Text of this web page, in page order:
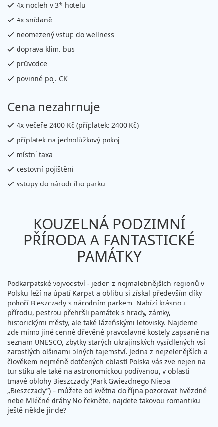
4x nocleh v 3* hotelu
4x snídaně
neomezený vstup do wellness
doprava klim. bus
průvodce
povinné poj. CK
Cena nezahrnuje
4x večeře 2400 Kč (příplatek: 2400 Kč)
příplatek na jednolůžkový pokoj
místní taxa
cestovní pojištění
vstupy do národního parku
KOUZELNÁ PODZIMNÍ
PŘÍRODA A FANTASTICKÉ
PAMÁTKY
Podkarpatské vojvodství - jeden z nejmalebnějších regionů v
Polsku leží na úpatí Karpat a oblibu si získal především díky
pohoří Bieszczady s národním parkem. Nabízí krásnou
přírodu, pestrou přehršli památek s hrady, zámky,
historickými městy, ale také lázeňskými letovisky. Najdeme
zde mimo jiné cenné dřevěné pravoslavné kostely zapsané na
seznam UNESCO, zbytky starých ukrajinských vysídlených vsí
zarostlých olšinami plných tajemství. Jedna z nejzelenějších a
člověkem nejméně dotčených oblastí Polska vás zve nejen na
turistiku ale také na astronomickou podívanou, v oblasti
tmavé oblohy Bieszczady (Park Gwiezdnego Nieba
„Bieszczady”) – můžete od května do října pozorovat hvězdné
nebe Mléčné dráhy No řekněte, najdete takovou romantiku
ještě někde jinde?